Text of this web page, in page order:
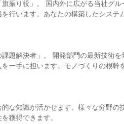
振り役」。 国内外に広がる当社グ
行います。あなたの構築したシステ
題解決者」。 開発部門の最新技術
一手に担います。モノづくりの根幹
な知識が活かせます。様々な分野の
獲得できます。